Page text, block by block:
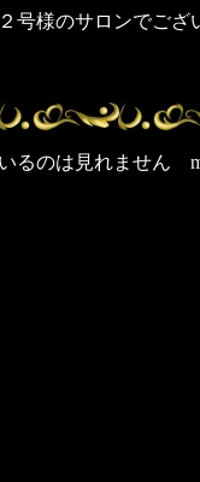
号様のサロンでござ
るのは見れません